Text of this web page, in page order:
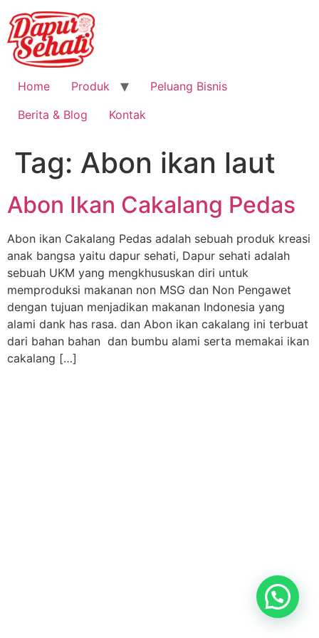
Home Produk
Peluang Bisnis
Berita & Blog
Kontak
Tag: Abon ikan laut
Abon Ikan Cakalang Pedas
Abon ikan Cakalang Pedas adalah sebuah produk kreasi
anak bangsa yaitu dapur sehati, Dapur sehati adalah
sebuah UKM yang mengkhususkan diri untuk
memproduksi makanan non MSG dan Non Pengawet
dengan tujuan menjadikan makanan Indonesia yang
alami dank has rasa. dan Abon ikan cakalang ini terbuat
dari bahan bahan dan bumbu alami serta memakai ikan
cakalang […]